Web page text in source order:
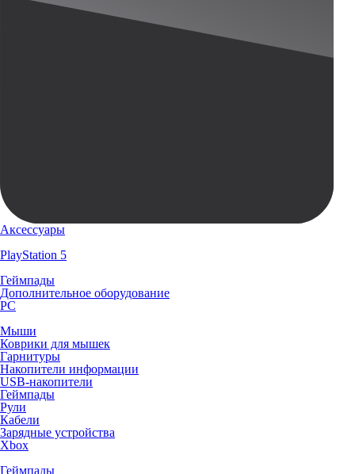
Аксессуары
PlayStation 5
Геймпады
Дополнительное оборудование
PC
Мыши
Коврики для мышек
Гарнитуры
Накопители информации
USB-накопители
Геймпады
Рули
Кабели
Зарядные устройства
Xbox
Геймпады